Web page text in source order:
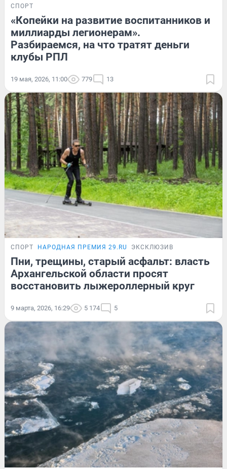
СПОРТ
«Копейки на развитие воспитанников и
миллиарды легионерам».
Разбираемся, на что тратят деньги
клубы РПЛ
19 мая, 2026, 11:00 779 13
СПОРТ НАРОДНАЯ ПРЕМИЯ 29.RU ЭКСКЛЮЗИВ
Пни, трещины, старый асфальт: власть
Архангельской области просят
восстановить лыжероллерный круг
9 марта, 2026, 16:29 5 174 5